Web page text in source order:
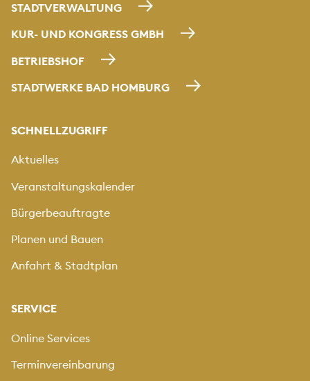
STADTVERWALTUNG
KUR- UND KONGRESS GMBH
BETRIEBSHOF
STADTWERKE BAD HOMBURG
SCHNELLZUGRIFF
Aktuelles
Veranstaltungskalender
Bürgerbeauftragte
Planen und Bauen
Anfahrt & Stadtplan
SERVICE
Online Services
Terminvereinbarung